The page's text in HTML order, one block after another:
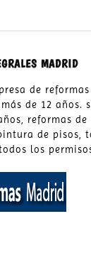
MADRID
de
de 12 años.
reformas
de pisos,
los